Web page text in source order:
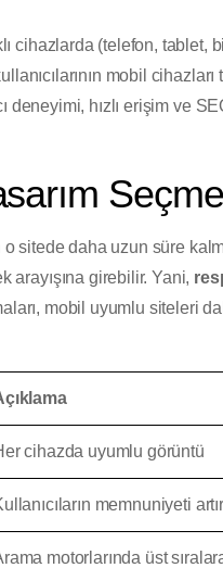
cihazlarda (telefon,
mobil
hızlı erişim ve
o sitede daha uzun süre
arayışına girebilir. Yani,
mobil uyumlu siteleri
cihazda uyumlu görüntü
memnuniyeti
motorlarında üst